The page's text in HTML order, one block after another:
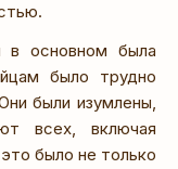
основном была
было трудно
были изумлены,
всех, включая
было не только